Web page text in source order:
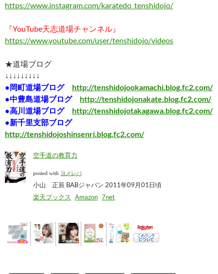
https://www.instagram.com/karatedo_tenshidojo/
『YouTube天志道場チャンネル』
https://www.youtube.com/user/tenshidojo/videos
★道場ブログ
↓↓↓↓↓↓↓↓↓
●岡町道場ブログ
http://tenshidojookamachi.blog.fc2.com/
●中豊島道場ブログ
http://tenshidojonakate.blog.fc2.com/
●高川道場ブログ
http://tenshidojotakagawa.blog.fc2.com/
●新千里支部ブログ
http://tenshidojoshinsenri.blog.fc2.com/
空手道の教育力
posted with ヨメレバ
小山 正辰 BABジャパン 2011年09月01日頃
楽天ブックス
Amazon 7net